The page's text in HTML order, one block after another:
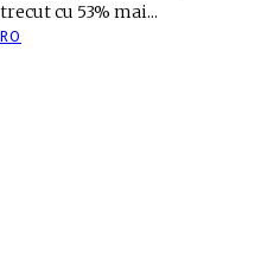
cu 53% mai...